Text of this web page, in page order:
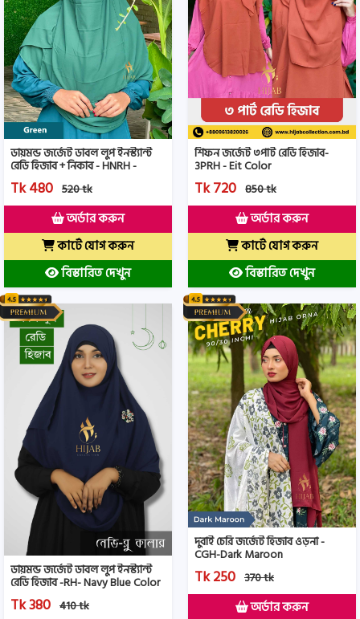
ডায়মন্ড জর্জেট ডাবল লুপ ইনস্ট্যান্ট
রেডি হিজাব + নিকাব - HNRH -
Green Color
Tk 480 520 tk
অর্ডার করুন
কার্টে যোগ করুন
বিস্তারিত দেখুন
শিফন জর্জেট ৩পার্ট রেডি হিজাব-
3PRH - Eit Color
Tk 720 850 tk
অর্ডার করুন
কার্টে যোগ করুন
বিস্তারিত দেখুন
ডায়মন্ড জর্জেট ডাবল লুপ ইনস্ট্যান্ট
রেডি হিজাব -RH- Navy Blue Color
Tk 380 410 tk
দুবাই চেরি জর্জেট হিজাব ওড়না -
CGH-Dark Maroon
Tk 250 370 tk
অর্ডার করুন